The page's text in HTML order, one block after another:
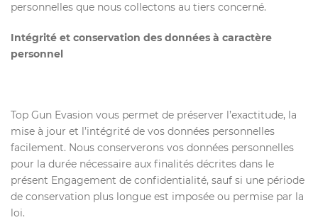
personnelles que nous collectons au tiers concerné.
Intégrité et conservation des données à caractère
personnel
Top Gun Evasion vous permet de préserver l’exactitude, la
mise à jour et l’intégrité de vos données personnelles
facilement. Nous conserverons vos données personnelles
pour la durée nécessaire aux finalités décrites dans le
présent Engagement de confidentialité, sauf si une période
de conservation plus longue est imposée ou permise par la
loi.